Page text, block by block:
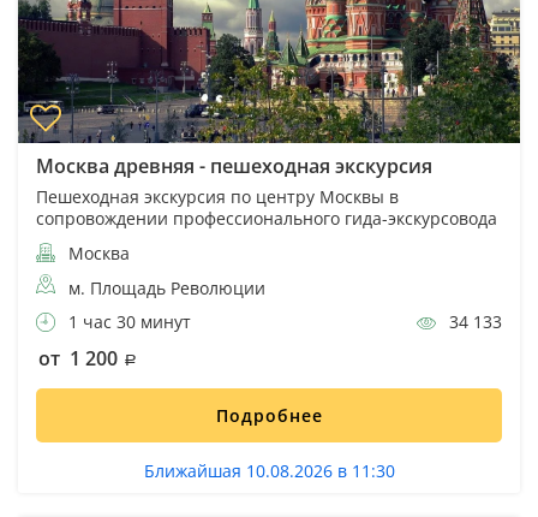
Москва древняя - пешеходная экскурсия
Пешеходная экскурсия по центру Москвы в
сопровождении профессионального гида-экскурсовода
Москва
м. Площадь Революции
1 час 30 минут
34 133
от 1 200
Подробнее
Ближайшая 10.08.2026 в 11:30